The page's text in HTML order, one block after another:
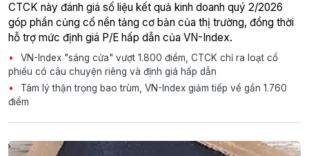
CTCK này đánh giá số liệu kết quả kinh doanh quý 2/2026
góp phần củng cố nền tảng cơ bản của thị trường, đồng thời
hỗ trợ mức định giá P/E hấp dẫn của VN-Index.
VN-Index "sáng cửa" vượt 1.800 điểm, CTCK chỉ ra loạt cổ
phiếu có câu chuyện riêng và định giá hấp dẫn
Tâm lý thận trọng bao trùm, VN-Index giảm tiếp về gần 1.760
điểm